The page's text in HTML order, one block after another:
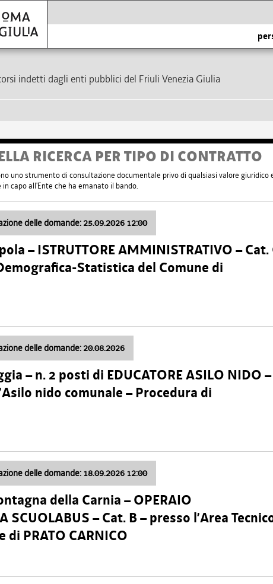
indetti dagli enti pubblici del Friuli Venezia Giulia
RICERCA PER TIPO DI CONTRATTO
uno strumento di consultazione documentale privo di qualsiasi valore giuridico
capo all'Ente che ha emanato il bando.
delle domande: 25.09.2026 12:00
– ISTRUTTORE AMMINISTRATIVO – Cat.
Statistica del Comune di
delle domande: 20.08.2026
– n. 2 posti di EDUCATORE ASILO NIDO –
nido comunale – Procedura di
delle domande: 18.09.2026 12:00
della Carnia – OPERAIO
SCUOLABUS – Cat. B – presso l’Area
PRATO CARNICO